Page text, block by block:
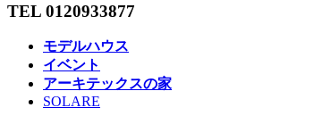
TEL 0120933877
モデルハウス
イベント
アーキテックスの家
SOLARE